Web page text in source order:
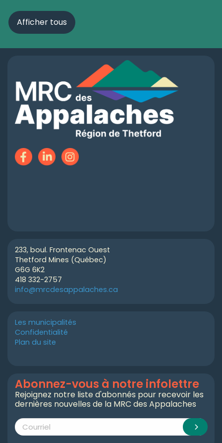
Afficher tous
233, boul. Frontenac Ouest
Thetford Mines (Québec)
G6G 6K2
418 332-2757
info@mrcdesappalaches.ca
Les municipalités
Confidentialité
Plan du site
Abonnez-vous à notre infolettre
Rejoignez notre liste d'abonnés pour recevoir les
dernières nouvelles de la MRC des Appalaches